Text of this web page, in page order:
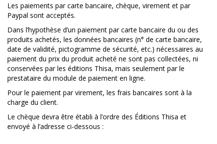
Les paiements par carte bancaire, chèque, virement et par
Paypal sont acceptés.
Dans l’hypothèse d’un paiement par carte bancaire du ou des
produits achetés, les données bancaires (n° de carte bancaire,
date de validité, pictogramme de sécurité, etc.) nécessaires au
paiement du prix du produit acheté ne sont pas collectées, ni
conservées par les éditions Thisa, mais seulement par le
prestataire du module de paiement en ligne.
Pour le paiement par virement, les frais bancaires sont à la
charge du client.
Le chèque devra être établi à l’ordre des Éditions Thisa et
envoyé à l’adresse ci-dessous :